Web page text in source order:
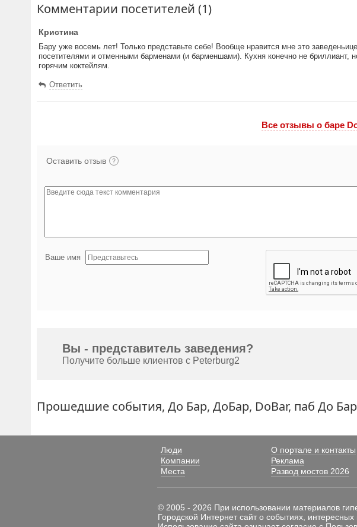
Комментарии посетителей (1)
Кристина
Бару уже восемь лет! Только представьте себе! Вообще нравится мне это
посетителями и отменными барменами (и барменшами). Кухня конечно не бриллиант,
горячим коктейлям.
Ответить
Все отзывы o баре
Оставить отзыв
Ваше имя
Вы - представитель заведения?
Получите больше клиентов с Peterburg2
Прошедшие события, До Бар, ДоБар, DoBar, паб До
Люди
О портале и контакты
Компании
Реклама
Места
Развод мостов 2026
© 2005 - 2026 При использовании материалов
Городской Интернет сайт о событиях, интересных